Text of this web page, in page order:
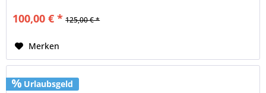
100,00 € * 125,00 € *
Merken
Urlaubsgeld